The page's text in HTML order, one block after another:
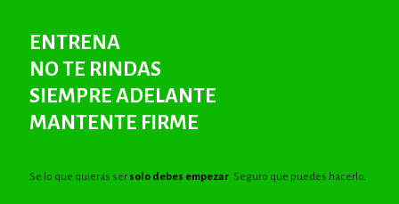
ENTRENA
NO TE RINDAS
SIEMPRE ADELANTE
MANTENTE FIRME
Se lo que quieras ser solo debes empezar. Seguro que puedes hacerlo.